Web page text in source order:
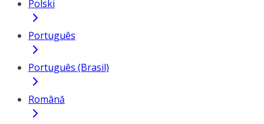
Polski
Português
Português (Brasil)
Română